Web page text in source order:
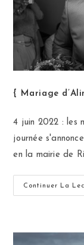
{ Mariage
4 juin 2022 : les
journée
en la mairie de
Continuer La